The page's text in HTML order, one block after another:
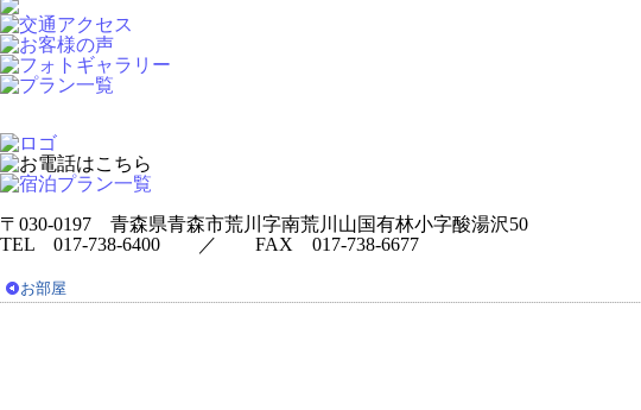
〒030-0197 青森県青森市荒川字南荒川山国有林小字酸湯沢50
TEL 017-738-6400 ／ FAX 017-738-6677
お部屋